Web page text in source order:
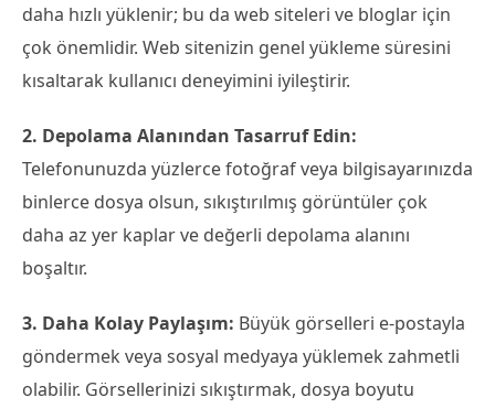
daha hızlı yüklenir; bu da web siteleri ve bloglar için
çok önemlidir. Web sitenizin genel yükleme süresini
kısaltarak kullanıcı deneyimini iyileştirir.
2. Depolama Alanından Tasarruf Edin:
Telefonunuzda yüzlerce fotoğraf veya bilgisayarınızda
binlerce dosya olsun, sıkıştırılmış görüntüler çok
daha az yer kaplar ve değerli depolama alanını
boşaltır.
3. Daha Kolay Paylaşım: Büyük görselleri e-postayla
göndermek veya sosyal medyaya yüklemek zahmetli
olabilir. Görsellerinizi sıkıştırmak, dosya boyutu